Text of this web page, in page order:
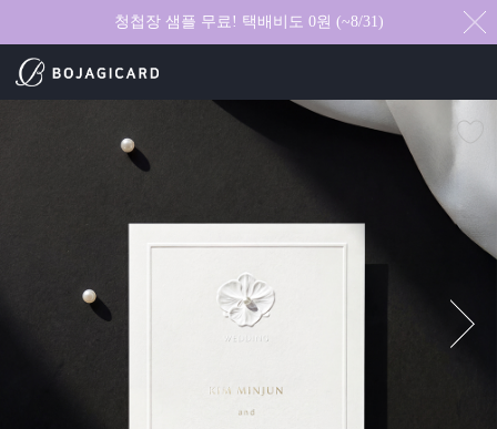
청첩장 샘플 무료! 택배비도 0원 (~8/31)